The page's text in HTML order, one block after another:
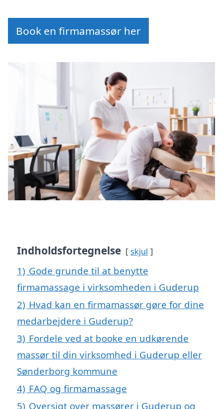
Book en firmamassør her
Indholdsfortegnelse skjul
1) Gode grunde til at benytte
firmamassage i virksomheden i Guderup
2) Hvad kan en firmamassør gøre for dine
medarbejdere i Guderup?
3) Fordele ved at booke en udkørende
massør til din virksomhed i Guderup eller
Sønderborg kommune
4) FAQ og firmamassage
5) Oversigt over massører i Guderup og